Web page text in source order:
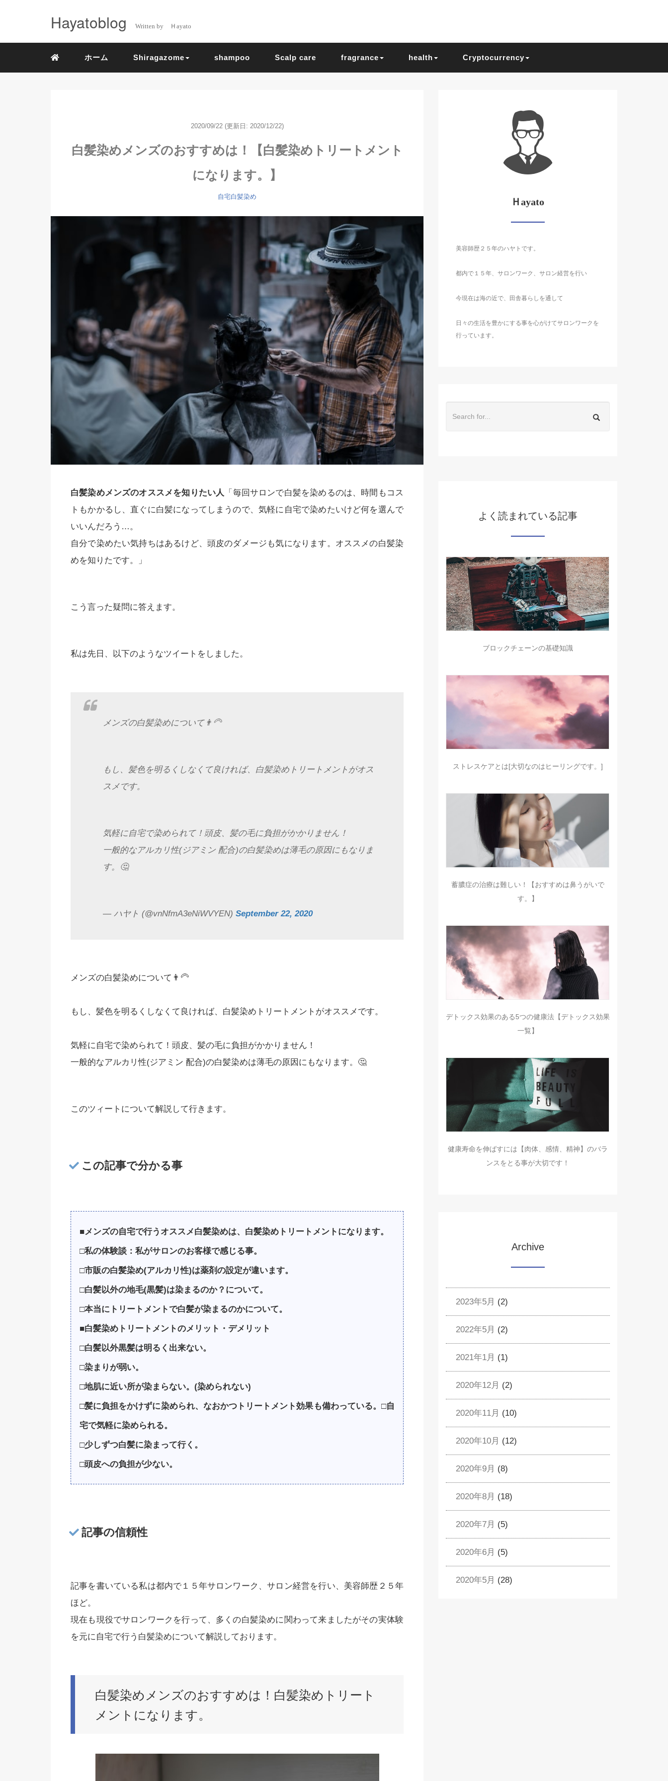
Hayatoblog Written by Ｈayato
ホーム Shiragazome shampoo Scalp care fragrance health Cryptocurrency
2020/09/22 (更新日: 2020/12/22)
白髪染めメンズのおすすめは！【白髪染めトリートメント
になります。】
自宅白髪染め
白髪染めメンズのオススメを知りたい人 「毎回サロンで白髪を染めるのは、時間もコス
トもかかるし、直ぐに白髪になってしまうので、気軽に自宅で染めたいけど何を選んで
いいんだろう…。
自分で染めたい気持ちはあるけど、頭皮のダメージも気になります。オススメの白髪染
めを知りたです。」
こう言った疑問に答えます。
私は先日、以下のようなツイートをしました。
メンズの白髪染めについて👨‍🦳
もし、髪色を明るくしなくて良ければ、白髪染めトリートメントがオス
スメです。
気軽に自宅で染められて！頭皮、髪の毛に負担がかかりません！
一般的なアルカリ性(ジアミン 配合)の白髪染めは薄毛の原因にもなりま
す。🤔
— ハヤト (@vnNfmA3eNiWVYEN) September 22, 2020
メンズの白髪染めについて👨‍🦳
もし、髪色を明るくしなくて良ければ、白髪染めトリートメントがオススメです。
気軽に自宅で染められて！頭皮、髪の毛に負担がかかりません！
一般的なアルカリ性(ジアミン 配合)の白髪染めは薄毛の原因にもなります。🤔
このツィートについて解説して行きます。
この記事で分かる事
■メンズの自宅で行うオススメ白髪染めは、白髪染めトリートメントになります。
□私の体験談：私がサロンのお客様で感じる事。
□市販の白髪染め(アルカリ性)は薬剤の設定が違います。
□白髪以外の地毛(黒髪)は染まるのか？について。
□本当にトリートメントで白髪が染まるのかについて。
■白髪染めトリートメントのメリット・デメリット
□白髪以外黒髪は明るく出来ない。
□染まりが弱い。
□地肌に近い所が染まらない。(染められない)
□髪に負担をかけずに染められ、なおかつトリートメント効果も備わっている。□自
宅で気軽に染められる。
□少しずつ白髪に染まって行く。
□頭皮への負担が少ない。
記事の信頼性
記事を書いている私は都内で１５年サロンワーク、サロン経営を行い、美容師歴２５年
ほど。
現在も現役でサロンワークを行って、多くの白髪染めに関わって来ましたがその実体験
を元に自宅で行う白髪染めについて解説しております。
白髪染めメンズのおすすめは！白髪染めトリート
メントになります。
Ｈayato
美容師歴２５年のハヤトです。
都内で１５年、サロンワーク、サロン経営を行い
今現在は海の近で、田舎暮らしを通して
日々の生活を豊かにする事を心がけてサロンワークを
行っています。
よく読まれている記事
ブロックチェーンの基礎知識
ストレスケアとは[大切なのはヒーリングです。]
蓄膿症の治療は難しい！【おすすめは鼻うがいで
す。】
デトックス効果のある5つの健康法【デトックス効果
一覧】
健康寿命を伸ばすには【肉体、感情、精神】のバラ
ンスをとる事が大切です！
Archive
2023年5月 (2)
2022年5月 (2)
2021年1月 (1)
2020年12月 (2)
2020年11月 (10)
2020年10月 (12)
2020年9月 (8)
2020年8月 (18)
2020年7月 (5)
2020年6月 (5)
2020年5月 (28)